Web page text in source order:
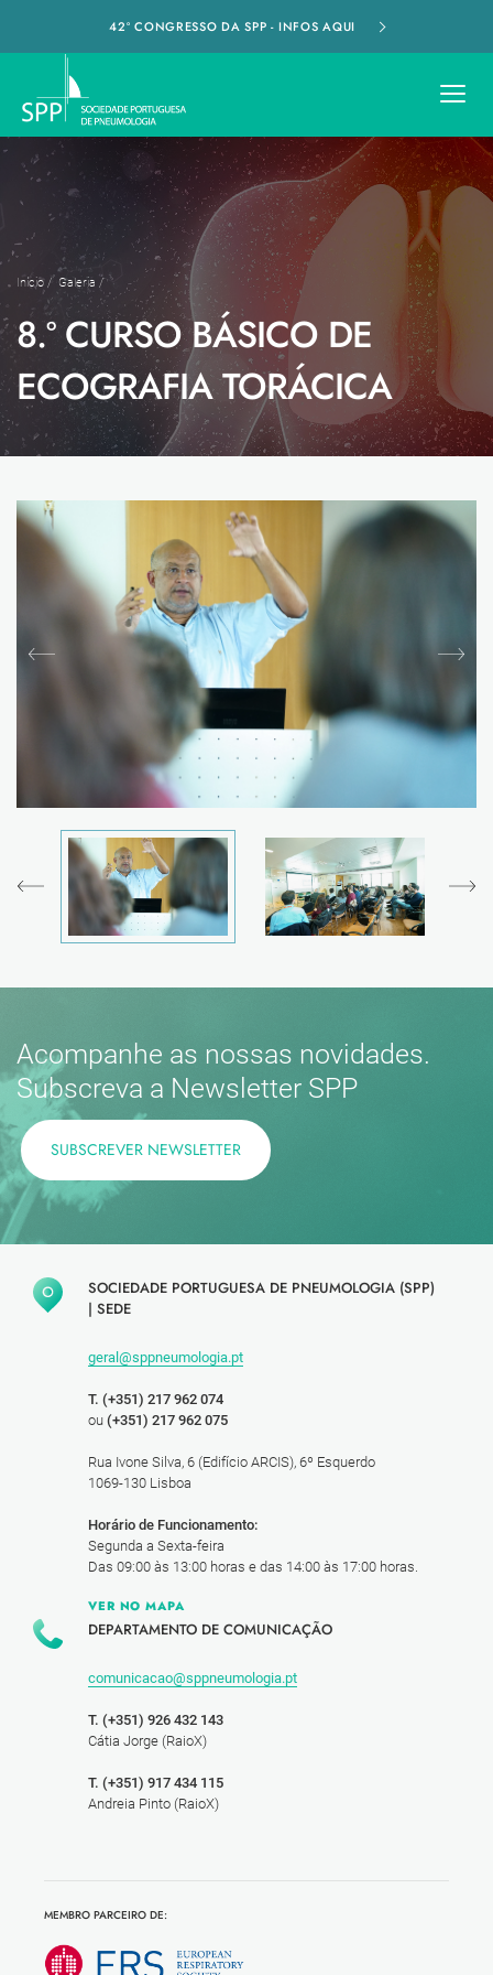
42º CONGRESSO DA SPP - INFOS AQUI
Início / Galeria /
8.º CURSO BÁSICO DE
ECOGRAFIA TORÁCICA
Acompanhe as nossas novidades.
Subscreva a Newsletter SPP
SUBSCREVER NEWSLETTER
SOCIEDADE PORTUGUESA DE PNEUMOLOGIA (SPP)
| SEDE
geral@sppneumologia.pt
T. (+351) 217 962 074
ou (+351) 217 962 075
Rua Ivone Silva, 6 (Edifício ARCIS), 6º Esquerdo
1069-130 Lisboa
Horário de Funcionamento:
Segunda a Sexta-feira
Das 09:00 às 13:00 horas e das 14:00 às 17:00 horas.
VER NO MAPA
DEPARTAMENTO DE COMUNICAÇÃO
comunicacao@sppneumologia.pt
T. (+351) 926 432 143
Cátia Jorge (RaioX)
T. (+351) 917 434 115
Andreia Pinto (RaioX)
MEMBRO PARCEIRO DE: